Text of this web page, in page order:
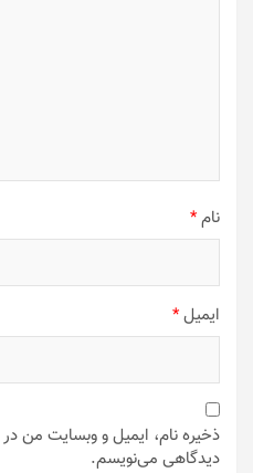
نام*
ایمیل*
ذخیره نام، ایمیل و وبسایت من در
دیدگاهی می‌نویسم.